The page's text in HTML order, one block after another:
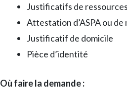
Justificatifs de
Attestation d’ASPA ou de
Justificatif de domicile
Pièce d’identité
Où faire la demande :